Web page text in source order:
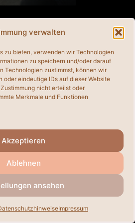
verwalten
zu bieten, verwenden wir Technologien
zu speichern und/oder darauf
Technologien zustimmst, können wir
oder eindeutige IDs auf dieser Website
nicht erteilst oder
Merkmale und Funktionen
Akzeptieren
Ablehnen
ansehen
Impressum
mitGeneratePress